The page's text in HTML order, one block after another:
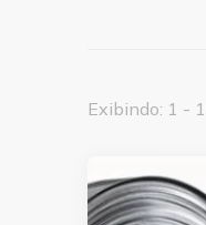
Exibindo: 1 -